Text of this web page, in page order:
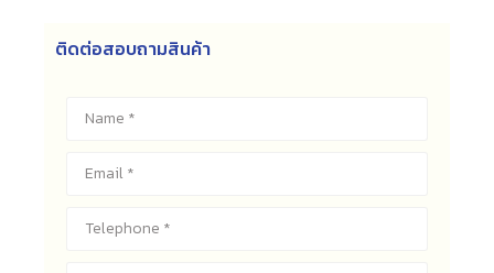
ติดต่อสอบถามสินค้า